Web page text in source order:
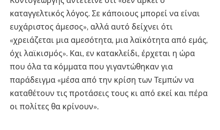
καταγγελτικός λόγος. Σε κάποιους μπορεί να είναι
ευχάριστος άμεσος», αλλά αυτό δείχνει ότι
«χρειάζεται μια αμεσότητα, μια λαϊκότητα από εμάς,
όχι λαϊκισμός». Και, εν κατακλείδι, έρχεται η ώρα
που όλα τα κόμματα που γιγαντώθηκαν για
παράδειγμα «μέσα από την κρίση των Τεμπών να
καταθέτουν τις προτάσεις τους κι από εκεί και πέρα
οι πολίτες θα κρίνουν».